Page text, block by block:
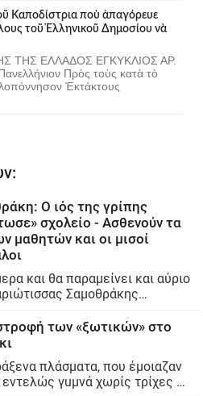
Καποδίστρια ποὺ ἀπαγόρευε
τοῦ Ἑλληνικοῦ Δημοσίου νὰ
ΤΗΣ ΕΛΛΑΔΟΣ ΕΓΚΥΚΛΙΟΣ ΑΡ.
Πρὸς τοὺς κατὰ τὸ
Ἐκτάκτους